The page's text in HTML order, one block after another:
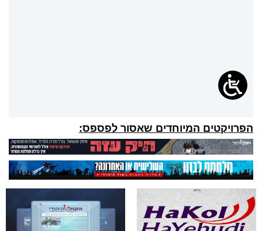
הפרויקטים המיוחדים שאסור לפספס: